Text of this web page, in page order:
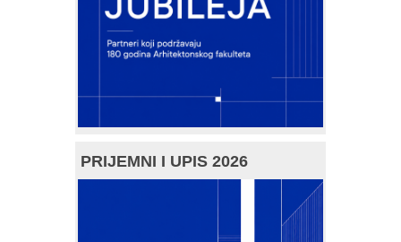
PRIJEMNI I UPIS 2026